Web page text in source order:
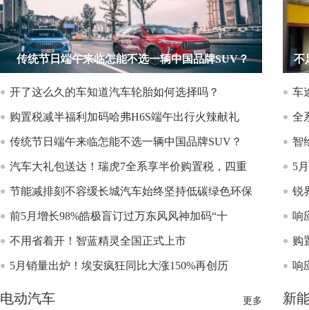
传统节日端午来临怎能不选一辆中国品牌SUV？
开了这么久的车知道汽车轮胎如何选择吗？
购置税减半福利加码哈弗H6S端午出行火辣献礼
传统节日端午来临怎能不选一辆中国品牌SUV？
汽车大礼包送达！瑞虎7全系享半价购置税，四重
节能减排刻不容缓长城汽车始终坚持低碳绿色环保
前5月增长98%皓极盲订过万东风风神加码“十
不用省着开！智蓝精灵全国正式上市
5月销量出炉！埃安疯狂同比大涨150%再创历
不
车
全
智
5
锐
响
购
响
电动汽车 更多 新